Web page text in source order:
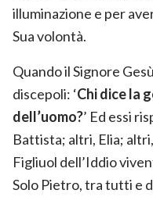
illuminazione e per
Sua volontà.
Quando il Signore
discepoli: ‘Chi dice la
dell’uomo?’ Ed essi
Battista; altri, Elia;
Figliuol dell’Iddio
Solo Pietro, tra tutti e